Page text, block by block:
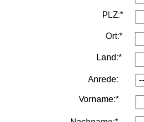
PLZ:*
Ort:*
Land:*
Vorname:*
Anrede: